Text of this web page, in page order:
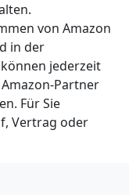
von Amazon
in der
jederzeit
Partner
Für Sie
Vertrag oder